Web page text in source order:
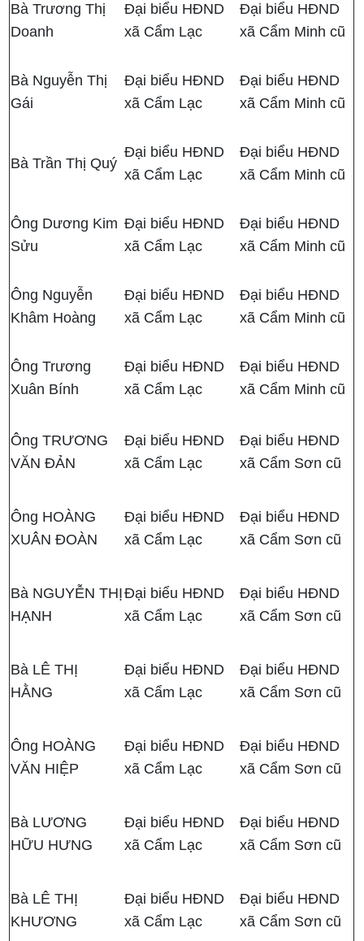
Bà Trương Thị
Doanh
Đại biểu HĐND
xã Cẩm Lạc
Đại biểu HĐND
xã Cẩm Minh cũ
Bà Nguyễn Thị
Gái
Đại biểu HĐND
xã Cẩm Lạc
Đại biểu HĐND
xã Cẩm Minh cũ
Bà Trần Thị Quý
Đại biểu HĐND
xã Cẩm Lạc
Đại biểu HĐND
xã Cẩm Minh cũ
Ông Dương Kim
Sửu
Đại biểu HĐND
xã Cẩm Lạc
Đại biểu HĐND
xã Cẩm Minh cũ
Ông Nguyễn
Khâm Hoàng
Đại biểu HĐND
xã Cẩm Lạc
Đại biểu HĐND
xã Cẩm Minh cũ
Ông Trương
Xuân Bính
Đại biểu HĐND
xã Cẩm Lạc
Đại biểu HĐND
xã Cẩm Minh cũ
Ông TRƯƠNG
VĂN ĐẢN
Đại biểu HĐND
xã Cẩm Lạc
Đại biểu HĐND
xã Cẩm Sơn cũ
Ông HOÀNG
XUÂN ĐOÀN
Đại biểu HĐND
xã Cẩm Lạc
Đại biểu HĐND
xã Cẩm Sơn cũ
Bà NGUYỄN THỊ
HẠNH
Đại biểu HĐND
xã Cẩm Lạc
Đại biểu HĐND
xã Cẩm Sơn cũ
Bà LÊ THỊ
HẰNG
Đại biểu HĐND
xã Cẩm Lạc
Đại biểu HĐND
xã Cẩm Sơn cũ
Ông HOÀNG
VĂN HIỆP
Đại biểu HĐND
xã Cẩm Lạc
Đại biểu HĐND
xã Cẩm Sơn cũ
Bà LƯƠNG
HỮU HƯNG
Đại biểu HĐND
xã Cẩm Lạc
Đại biểu HĐND
xã Cẩm Sơn cũ
Bà LÊ THỊ
KHƯƠNG
Đại biểu HĐND
xã Cẩm Lạc
Đại biểu HĐND
xã Cẩm Sơn cũ